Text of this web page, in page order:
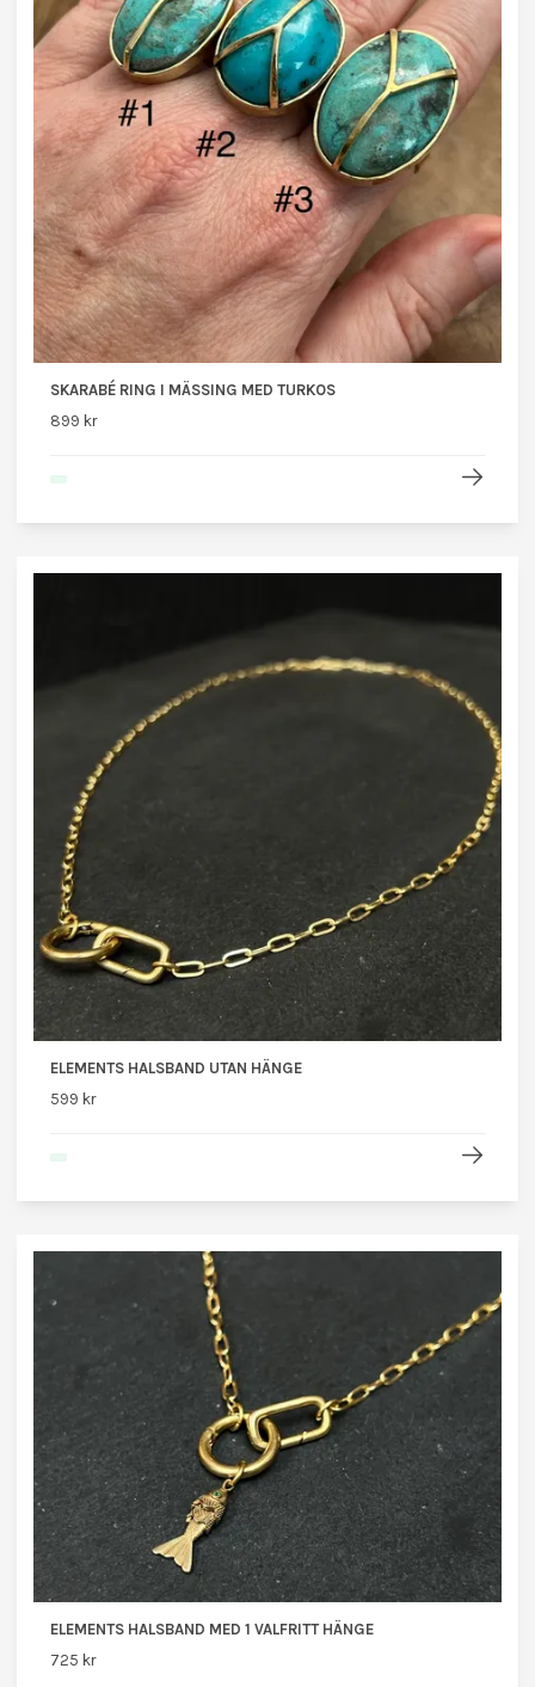
SKARABÉ RING I MÄSSING MED TURKOS
899 kr
ELEMENTS HALSBAND UTAN HÄNGE
599 kr
ELEMENTS HALSBAND MED 1 VALFRITT HÄNGE
725 kr